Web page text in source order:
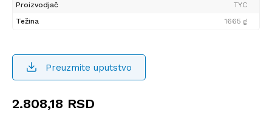
Proizvodjač
TYC
Težina
1665 g
Preuzmite uputstvo
2.808,18 RSD